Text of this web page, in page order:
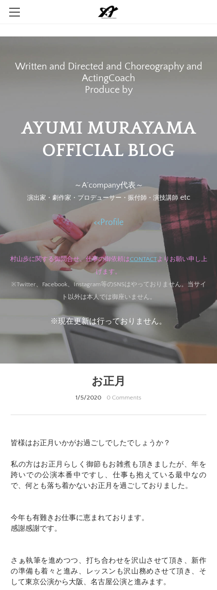
Written and Directed and Choreography and
ActingCoach
​Produce by
AYUMI MURAYAMA
​OFFICIAL BLOG
～A´company代表～
演出家・劇作家・プロデューサー・振付師・演技講師etc
<<Profile
村山歩に関する御問合せ、仕事の御依頼はCONTACTより お願い申し上
げます。
※Twitter、Facebook、Instagram等のSNSはやっておりません。当サイ
ト以外は本人では御座いません。
※現在更新は行っておりません。
お正月
1/5/2020 0 Comments
皆様はお正月いかがお過ごしでしたでしょうか？
私の方はお正月らしく御節もお雑煮も頂きましたが、年を
跨いでの公演本番中ですし、仕事も抱えている最中なの
で、何とも落ち着かないお正月を過ごしておりました。
今年も有難きお仕事に恵まれております。
感謝感謝です。
さぁ執筆を進めつつ、打ち合わせを沢山させて頂き、新作
の準備も着々と進み、レッスンも沢山務めさせて頂き、そ
して東京公演から大阪、名古屋公演と進みます。
Contact